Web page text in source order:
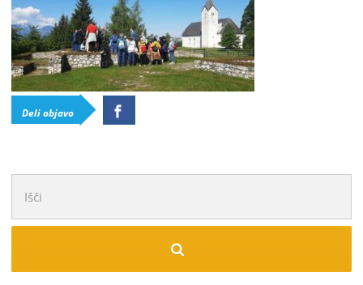
Deli objavo